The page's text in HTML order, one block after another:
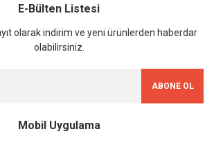
E-Bülten Listesi
olarak indirim ve yeni ürünlerden haberdar
olabilirsiniz.
ABONE OL
Mobil Uygulama